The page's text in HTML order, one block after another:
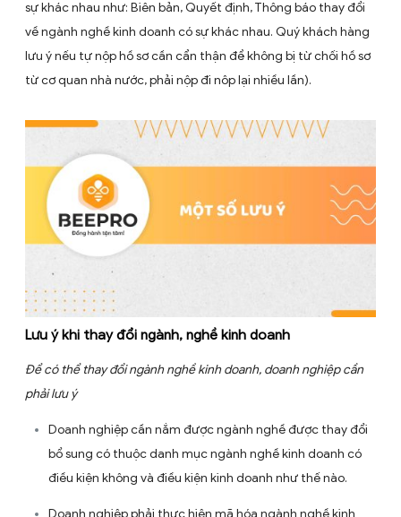
Hồ sơ thay đổi ngành nghề kinh doanh
Thông báo thay đổi nội dung đăng ký doanh nghiệp
Phụ lục II-1 ban hành kèm theo Thông tư 01/2021/TT-
Biên bản họp về việc thay đổi, bổ sung ngành, nghề
doanh của công ty (đối với công ty TNHH và Công
phần);
Quyết định về việc thay đổi, bổ sung ngành, nghề
doanh của công ty;
Bản sao Giấy chứng nhận đăng ký đầu tư (nếu có);
sự khác nhau như: Biên bản, Quyết định, Thông báo
về ngành nghề kinh doanh có sự khác nhau. Quý khách
lưu ý nếu tự nộp hồ sơ cần cẩn thận để không bị từ chối
từ cơ quan nhà nước, phải nộp đi nôp lại nhiều lần).